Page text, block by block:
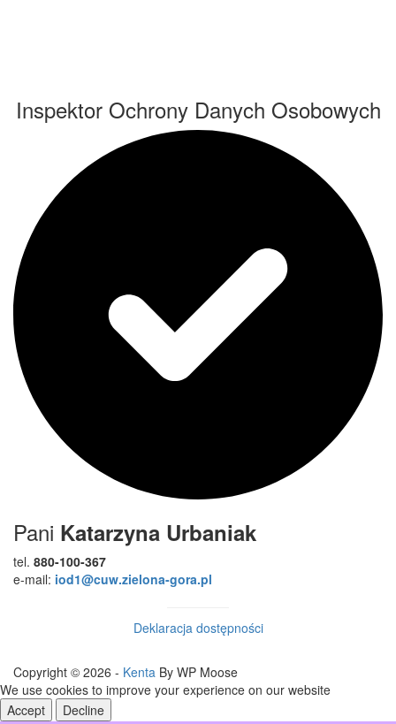
Inspektor Ochrony Danych Osobowych
Pani Katarzyna Urbaniak
tel. 880-100-367
e-mail: iod1@cuw.zielona-gora.pl
Deklaracja dostępności
Copyright © 2026 - Kenta By WP Moose
We use cookies to improve your experience on our website
Accept
Decline